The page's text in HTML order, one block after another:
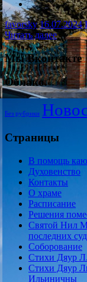
favorsky 16.07.2024
Читать далее
Мы Вконтакте
Облако.
Без рубрики
Страницы
В помощь
Духовенство
Контакты
О храме
Расписание
Решения
Святой Нил
последних
Соборование
Стихи Дяур
Стихи Дяур
Ильиничны